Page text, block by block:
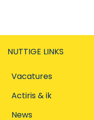
NUTTIGE LINKS
Vacatures
Actiris & ik
News